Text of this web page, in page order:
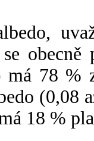
78 %
(0,08
18 %